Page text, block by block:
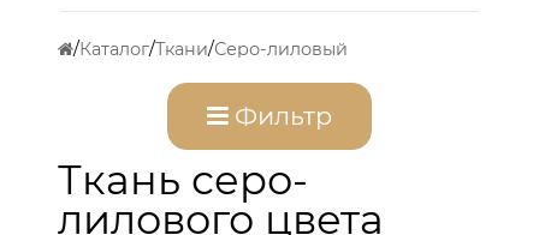
Каталог Ткани Серо-лиловый
Фильтр
Ткань серо-
лилового цвета